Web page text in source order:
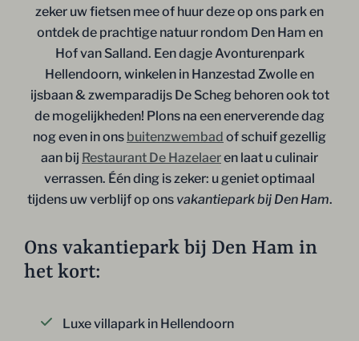
zeker uw fietsen mee of huur deze op ons park en
ontdek de prachtige natuur rondom Den Ham en
Hof van Salland. Een dagje Avonturenpark
Hellendoorn, winkelen in Hanzestad Zwolle en
ijsbaan & zwemparadijs De Scheg behoren ook tot
de mogelijkheden! Plons na een enerverende dag
nog even in ons buitenzwembad of schuif gezellig
aan bij Restaurant De Hazelaeren laat u culinair
verrassen. Één ding is zeker: u geniet optimaal
tijdens uw verblijf op ons vakantiepark bij Den Ham.
Ons vakantiepark bij Den Ham in
het kort:
Luxe villapark in Hellendoorn